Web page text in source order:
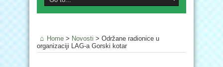
Home > Novosti > Održane radionice u
organizaciji LAG-a Gorski kotar